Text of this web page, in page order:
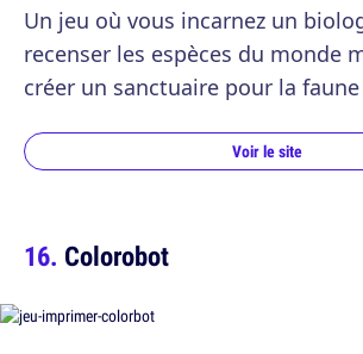
Un jeu où vous incarnez un
recenser les espèces du monde
créer un sanctuaire pour la
Voir le site
Colorobot